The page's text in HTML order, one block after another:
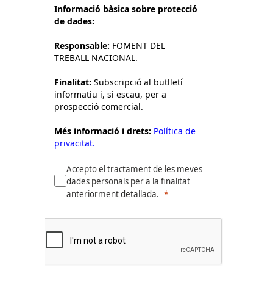
Informació bàsica sobre protecció
de dades:
Responsable: FOMENT DEL
TREBALL NACIONAL.
Finalitat: Subscripció al butlletí
informatiu i, si escau, per a
prospecció comercial.
Més informació i drets: Política de
privacitat.
Accepto el tractament de les meves
dades personals per a la finalitat
anteriorment detallada.